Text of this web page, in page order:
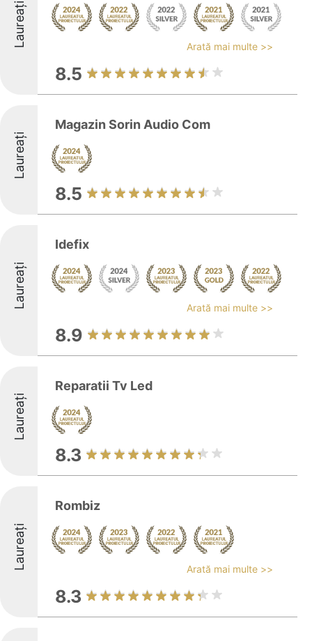
Laureați Arată mai multe >>
8.5
Laureați
Magazin Sorin Audio Com
8.5
Laureați
Idefix
Arată mai multe >>
8.9
Laureați
Reparatii Tv Led
8.3
Laureați
Rombiz
Arată mai multe >>
8.3